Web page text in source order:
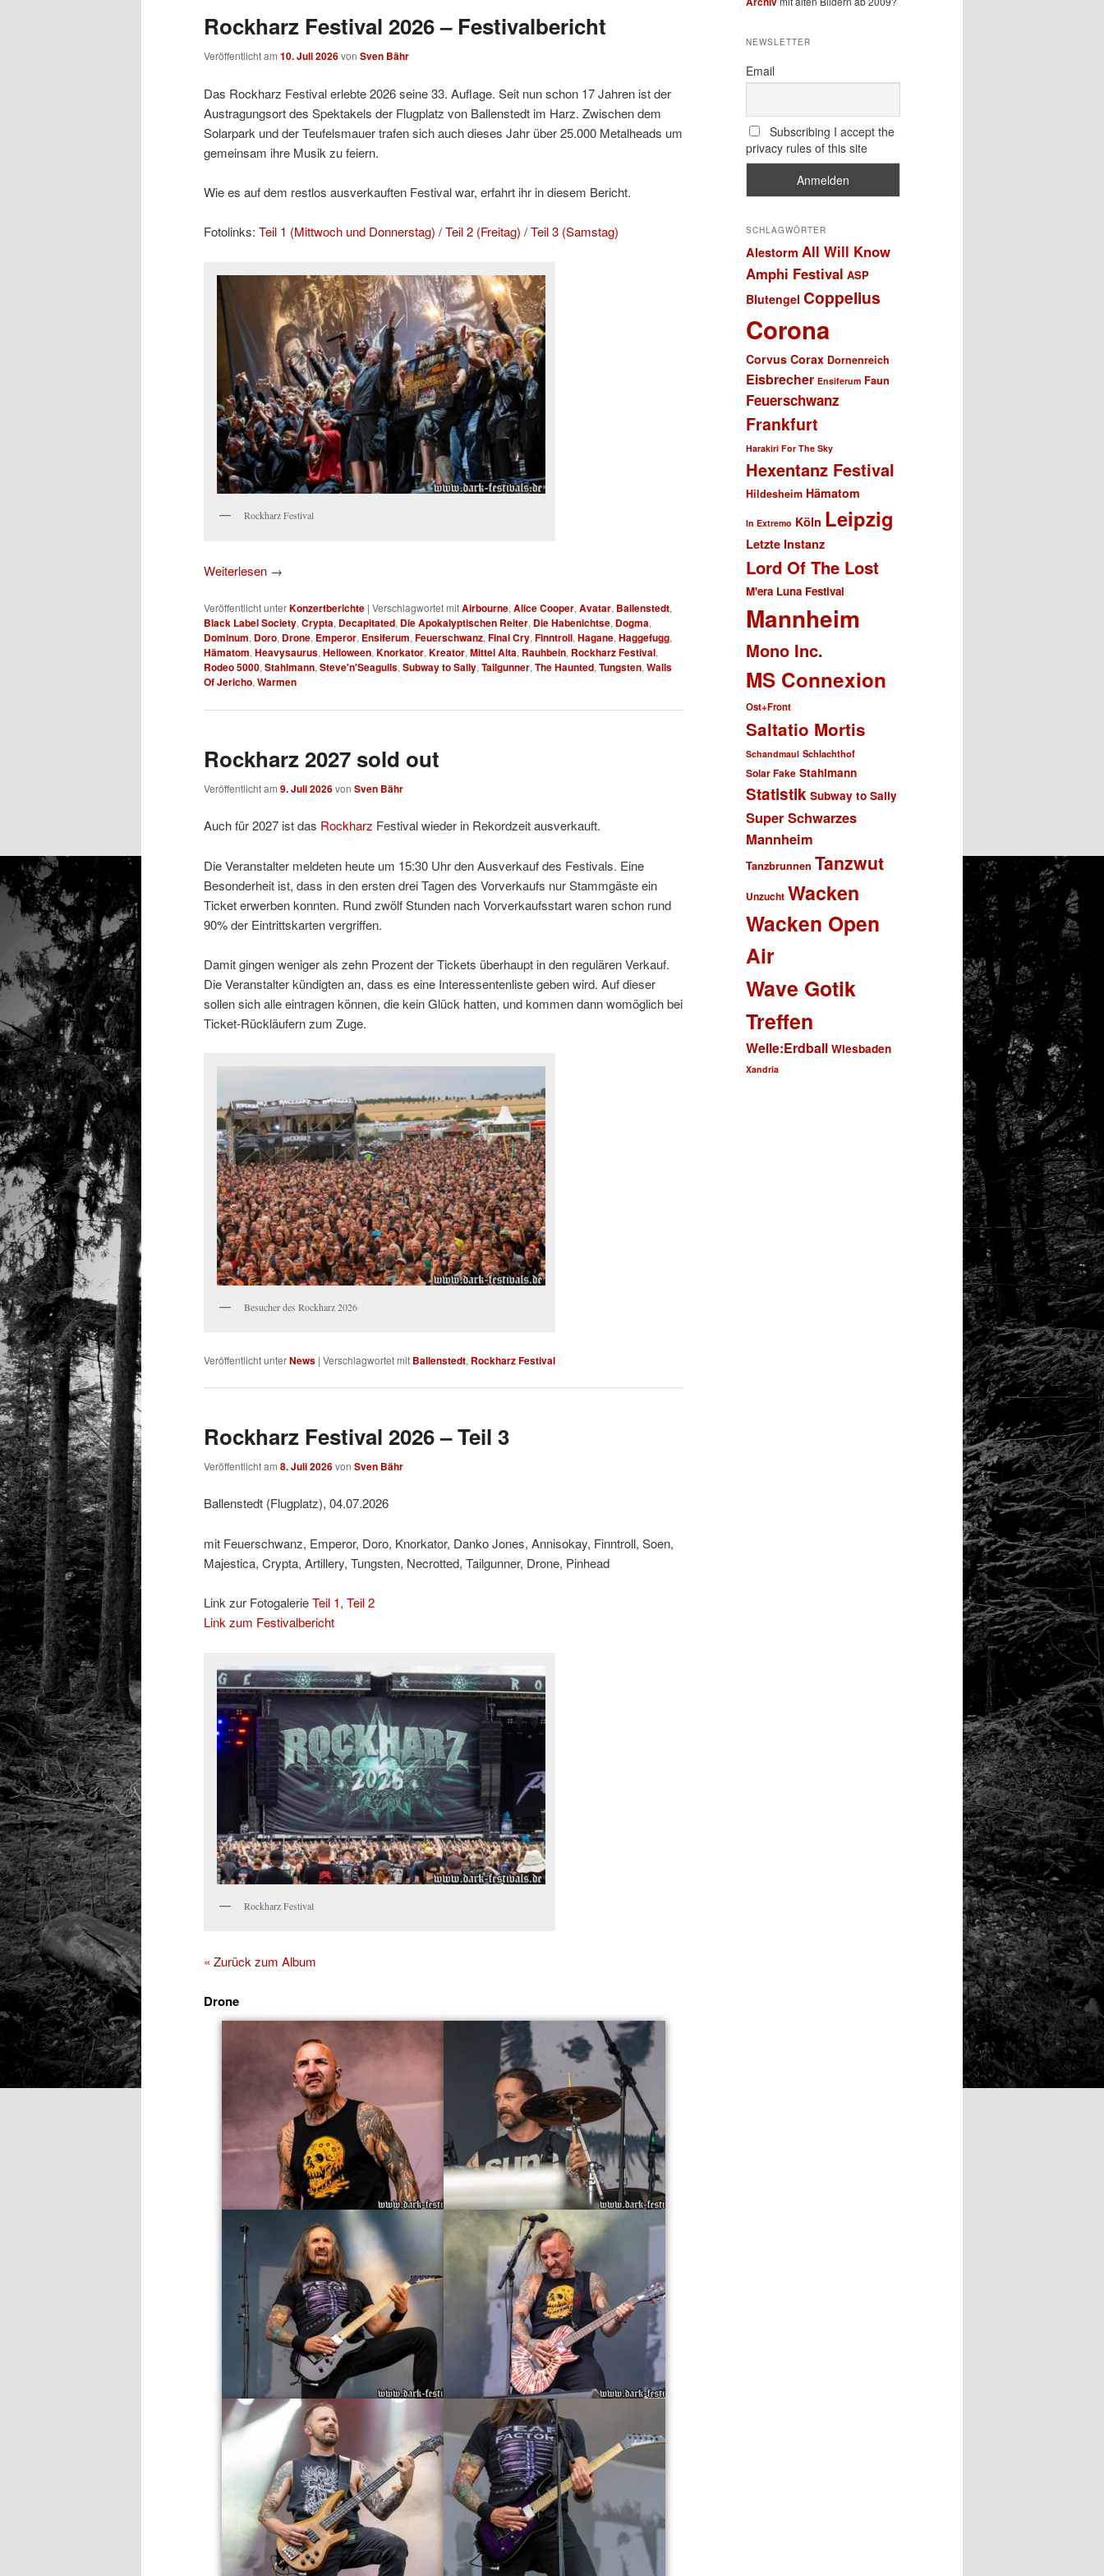
Rockharz Festival 2026 – Festivalbericht
Veröffentlicht am 10. Juli 2026von Sven Bähr
Das Rockharz Festival erlebte 2026 seine 33. Auflage. Seit nun schon 17 Jahren ist der
Austragungsort des Spektakels der Flugplatz von Ballenstedt im Harz. Zwischen dem
Solarpark und der Teufelsmauer trafen sich auch dieses Jahr über 25.000 Metalheads um
gemeinsam ihre Musik zu feiern.
Wie es auf dem restlos ausverkauften Festival war, erfahrt ihr in diesem Bericht.
Fotolinks: Teil 1 (Mittwoch und Donnerstag) /Teil 2 (Freitag) /Teil 3 (Samstag)
Rockharz Festival
Weiterlesen →
Veröffentlicht unterKonzertberichte | Verschlagwortet mitAirbourne, Alice Cooper, Avatar, Ballenstedt,
Black Label Society, Crypta, Decapitated, Die Apokalyptischen Reiter, Die Habenichtse, Dogma,
Dominum, Doro, Drone, Emperor, Ensiferum, Feuerschwanz, Final Cry, Finntroll, Hagane, Haggefugg,
Hämatom, Heavysaurus, Helloween, Knorkator, Kreator, Mittel Alta, Rauhbein, Rockharz Festival,
Rodeo 5000, Stahlmann, Steve'n'Seagulls, Subway to Sally, Tailgunner, The Haunted, Tungsten, Walls
Of Jericho, Warmen
Rockharz 2027 sold out
Veröffentlicht am 9. Juli 2026von Sven Bähr
Auch für 2027 ist das Rockharz Festival wieder in Rekordzeit ausverkauft.
Die Veranstalter meldeten heute um 15:30 Uhr den Ausverkauf des Festivals. Eine
Besonderheit ist, dass in den ersten drei Tagen des Vorverkaufs nur Stammgäste ein
Ticket erwerben konnten. Rund zwölf Stunden nach Vorverkaufsstart waren schon rund
90% der Eintrittskarten vergriffen.
Damit gingen weniger als zehn Prozent der Tickets überhaupt in den regulären Verkauf.
Die Veranstalter kündigten an, dass es eine Interessentenliste geben wird. Auf dieser
sollen sich alle eintragen können, die kein Glück hatten, und kommen dann womöglich bei
Ticket-Rückläufern zum Zuge.
Besucher des Rockharz 2026
Veröffentlicht unterNews | Verschlagwortet mit Ballenstedt, Rockharz Festival
Rockharz Festival 2026 – Teil 3
Veröffentlicht am 8. Juli 2026von Sven Bähr
Ballenstedt (Flugplatz), 04.07.2026
mit Feuerschwanz, Emperor, Doro, Knorkator, Danko Jones, Annisokay, Finntroll, Soen,
Majestica, Crypta, Artillery, Tungsten, Necrotted, Tailgunner, Drone, Pinhead
Link zur FotogalerieTeil 1, Teil 2
Link zum Festivalbericht
Rockharz Festival
« Zurück zum Album
Drone
NEWSLETTER
Email
Subscribing I accept the
privacy rules of this site
SCHLAGWÖRTER
Alestorm All Will Know
Amphi Festival ASP
Blutengel Coppelius
Corona
Corvus Corax Dornenreich
Eisbrecher Ensiferum Faun
Feuerschwanz
Frankfurt
Harakiri For The Sky
Hexentanz Festival
Hildesheim Hämatom
In Extremo Köln Leipzig
Letzte Instanz
Lord Of The Lost
M'era Luna Festival
Mannheim
Mono Inc.
MS Connexion
Ost+Front
Saltatio Mortis
Schandmaul Schlachthof
Solar Fake Stahlmann
Statistik Subway to Sally
Super Schwarzes
Mannheim
Tanzbrunnen Tanzwut
Unzucht Wacken
Wacken Open
Air
Wave Gotik
Treffen
Welle:Erdball Wiesbaden
Xandria